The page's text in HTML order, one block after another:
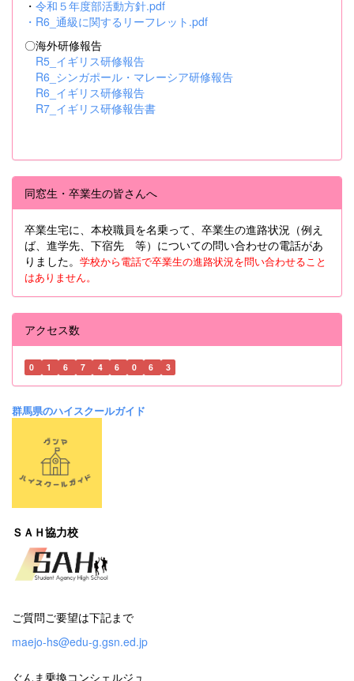
・ 令和５年度部活動方針.pdf
・ R6_通級に関するリーフレット.pdf
〇海外研修報告
R5_イギリス研修報告
R6_シンガポール・マレーシア研修報告
R6_イギリス研修報告
R7_イギリス研修報告書
同窓生・卒業生の皆さんへ
卒業生宅に、本校職員を名乗って、卒業生の進路状況（例え
ば、進学先、下宿先 等）についての問い合わせの電話があ
りました。 学校から電話で卒業生の進路状況を問い合わせること
はありません。
アクセス数
0 1 6 7 4 6 0 6 3
群馬県のハイスクールガイド
ＳＡＨ協力校
ご質問ご要望は下記まで
maejo-hs@edu-g.gsn.ed.jp
ぐんま乗換コンシェルジュ